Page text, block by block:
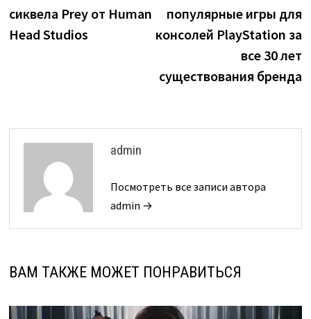
записям
сиквела Prey от Human
Head Studios
популярные игры для
консолей PlayStation за
все 30 лет
существования бренда
admin
Посмотреть все записи автора
admin →
ВАМ ТАКЖЕ МОЖЕТ ПОНРАВИТЬСЯ